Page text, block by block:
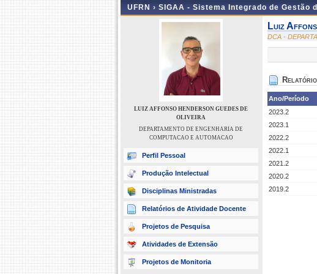
UFRN › SIGAA - Sistema Integrado de Gestão
LUIZ AFFONSO HENDERSON GUEDES DE
OLIVEIRA
DEPARTAMENTO DE ENGENHARIA DE
COMPUTACAO E AUTOMACAO
Perfil Pessoal
Produção Intelectual
Disciplinas Ministradas
Relatórios de Atividade Docente
Projetos de Pesquisa
Atividades de Extensão
Projetos de Monitoria
Luiz
DCA -
Ano/Período
2023.2
2023.1
2022.2
2022.1
2021.2
2020.2
2019.2